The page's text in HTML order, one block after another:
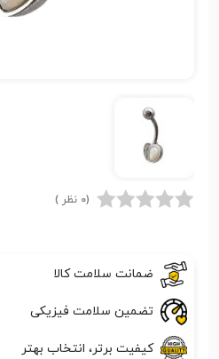
(0 نظر )
ضمانت سلامت کالا
تضمین سلامت فیزیکی
کیفیت برتر، انتخاب بهتر